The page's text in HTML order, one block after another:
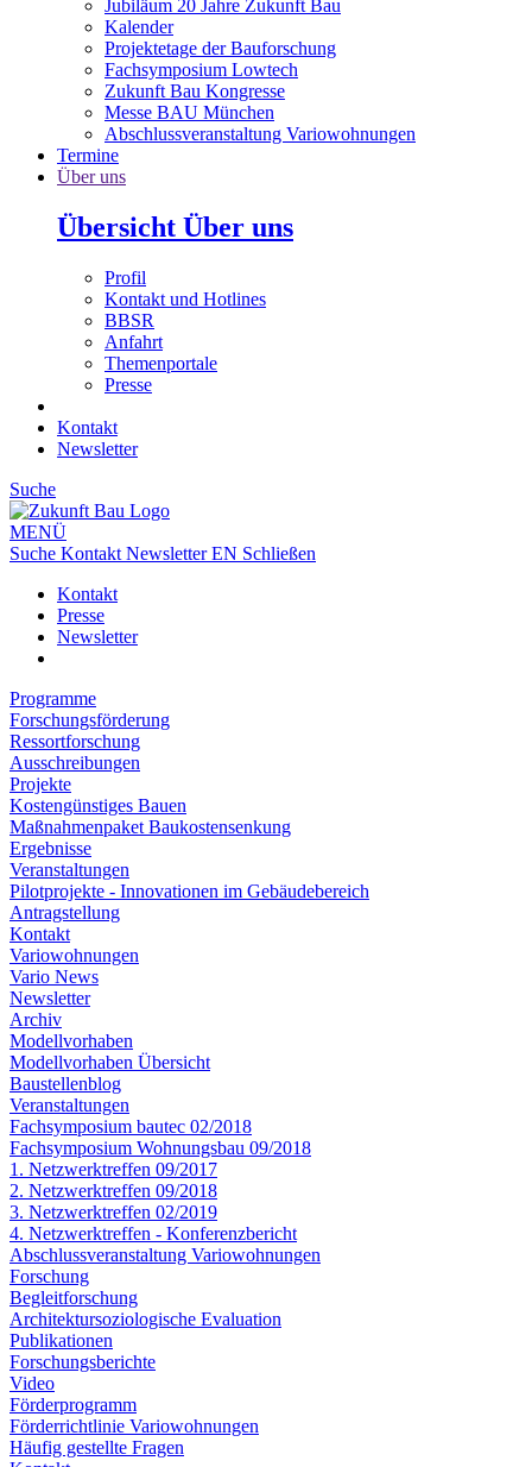
Jubiläum 20 Jahre Zukunft Bau
Kalender
Projektetage der Bauforschung
Fachsymposium Lowtech
Zukunft Bau Kongresse
Messe BAU München
Abschlussveranstaltung Variowohnungen
Termine
Über uns
Übersicht Über uns
Profil
Kontakt und Hotlines
BBSR
Anfahrt
Themenportale
Presse
Kontakt
Newsletter
Suche
MENÜ
Suche Kontakt NewsletterEN Schließen
Kontakt
Presse
Newsletter
Programme
Forschungsförderung
Ressortforschung
Ausschreibungen
Projekte
Kostengünstiges Bauen
Maßnahmenpaket Baukostensenkung
Ergebnisse
Veranstaltungen
Pilotprojekte - Innovationen im Gebäudebereich
Antragstellung
Kontakt
Variowohnungen
Vario News
Newsletter
Archiv
Modellvorhaben
Modellvorhaben Übersicht
Baustellenblog
Veranstaltungen
Fachsymposium bautec 02/2018
Fachsymposium Wohnungsbau 09/2018
1. Netzwerktreffen 09/2017
2. Netzwerktreffen 09/2018
3. Netzwerktreffen 02/2019
4. Netzwerktreffen - Konferenzbericht
Abschlussveranstaltung Variowohnungen
Forschung
Begleitforschung
Architektursoziologische Evaluation
Publikationen
Forschungsberichte
Video
Förderprogramm
Förderrichtlinie Variowohnungen
Häufig gestellte Fragen